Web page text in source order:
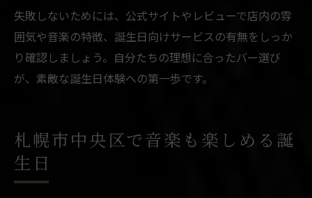
失敗しないためには、公式サイトやレビューで店内の雰
囲気や音楽の特徴、誕生日向けサービスの有無をしっか
り確認しましょう。自分たちの理想に合ったバー選び
が、素敵な誕生日体験への第一歩です。
札幌市中央区で音楽も楽しめる誕
生日